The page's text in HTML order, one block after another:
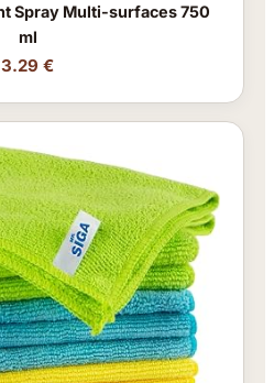
Spray Multi-surfaces 750
ml
3.29 €